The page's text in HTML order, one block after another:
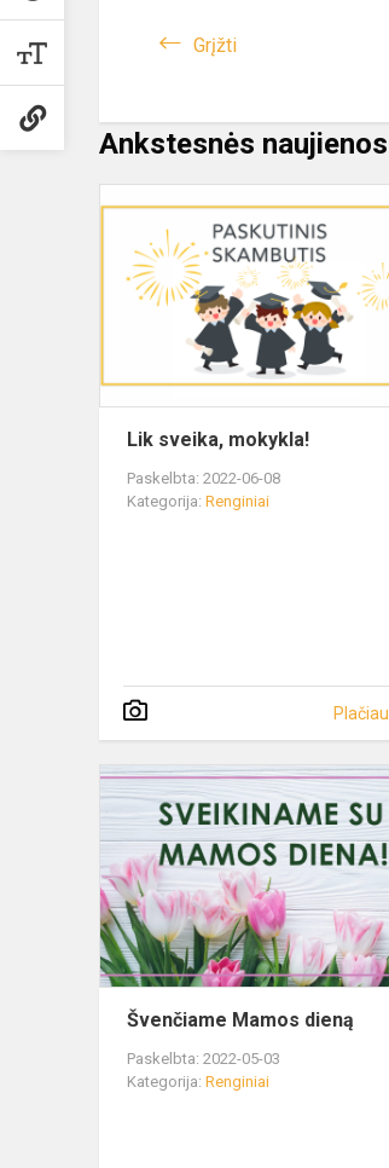
Grįžti
Ankstesnės naujienos
Lik sveika, mokykla!
Paskelbta: 2022-06-08
Kategorija: Renginiai
Plačiau
Švenčiame Mamos dieną
Paskelbta: 2022-05-03
Kategorija: Renginiai